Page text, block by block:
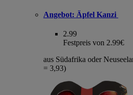
Angebot: Äpfel Kanzi
2.99
Festpreis von 2.99€
aus Südafrika oder
= 3,93)